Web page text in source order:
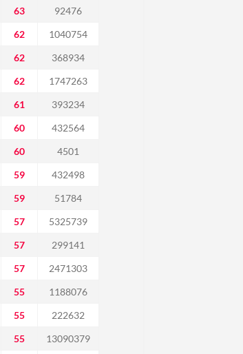
63
92476
62
1040754
62
368934
62
1747263
61
393234
60
432564
60
4501
59
432498
59
51784
57
5325739
57
299141
57
2471303
55
1188076
55
222632
55
13090379